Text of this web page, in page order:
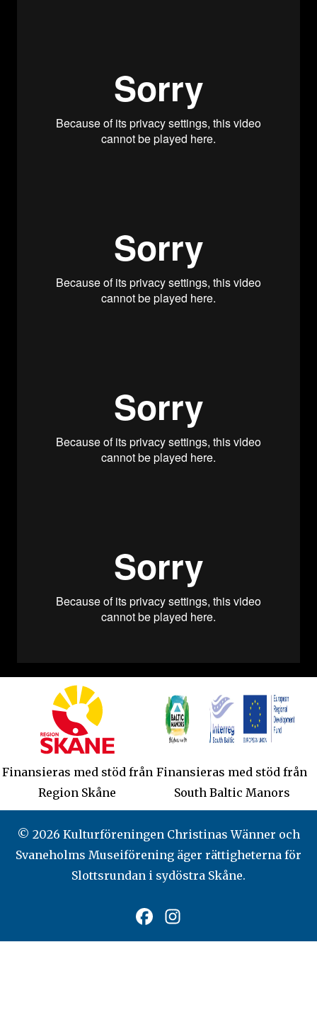
Finansieras med stöd från
Region Skåne
Finansieras med stöd från
South Baltic Manors
© 2026 Kulturföreningen Christinas Wänner och
Svaneholms Museiförening äger rättigheterna för
Slottsrundan i sydöstra Skåne.